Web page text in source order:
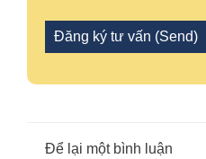
Để lại một bình luận